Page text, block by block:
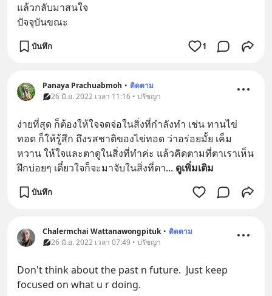
แล้วกลับมาสนใจ
ปัจจุบันขณะ
บันทึก 1
Panaya Prachuabmoh • ติดตาม
26 มิ.ย. 2022 เวลา 11:16 • ปรัชญา
ง่ายที่สุด ก็ต้องให้ใจจดจ่อในสิ่งที่กำลังทำ เช่น ทานไข่
ทอด ก็ให้รู้สึก ถึงรสชาติของไข่ทอด ว่าอร่อยมั้ย เค็ม
หวาน ให้ใจและตาดูในสิ่งที่ทำค่ะ แล้วคิดตามที่ตาเราเห็น
ฝึกบ่อยๆ เดี๋ยวใจก็จะมาจับในสิ่งที่ตา... ดูเพิ่มเติม
บันทึก
Chalermchai Wattanawongpituk • ติดตาม
26 มิ.ย. 2022 เวลา 07:49 • ปรัชญา
Don't think about the past n future.  Just keep
focused on what u r doing.